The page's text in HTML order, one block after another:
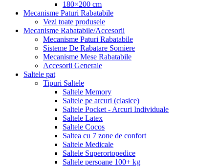
180×200 cm
Mecanisme Paturi Rabatabile
Vezi toate produsele
Mecanisme Rabatabile/Accesorii
Mecanisme Paturi Rabatabile
Sisteme De Rabatare Somiere
Mecanisme Mese Rabatabile
Accesorii Generale
Saltele pat
Tipuri Saltele
Saltele Memory
Saltele pe arcuri (clasice)
Saltele Pocket - Arcuri Individuale
Saltele Latex
Saltele Cocos
Saltea cu 7 zone de confort
Saltele Medicale
Saltele Superortopedice
Saltele persoane 100+ kg